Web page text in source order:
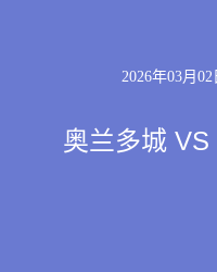
2026年03月
奥兰多城